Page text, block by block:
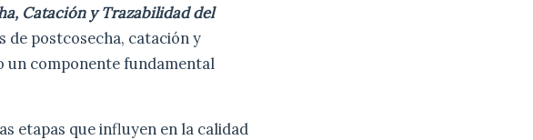
Catación y Trazabilidad del
de postcosecha, catación y
un componente fundamental
etapas que influyen en la calidad